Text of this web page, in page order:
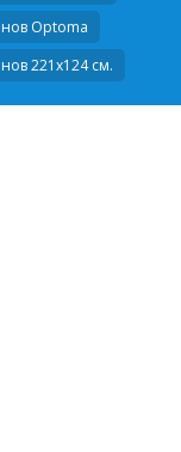
Optoma
221х124 см.